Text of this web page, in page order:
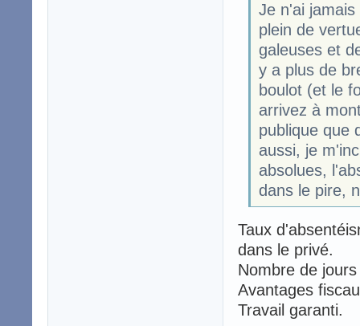
Je n'ai
plein de
galeuses et
y a plus de
boulot (et le
arrivez à
publique que
aussi, je
absolues,
dans le pire,
Taux
dans le privé.
Nombre de
Avantages
Travail garanti.